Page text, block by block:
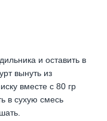
и оставить в
вынуть из
вместе с 80 гр
в сухую смесь